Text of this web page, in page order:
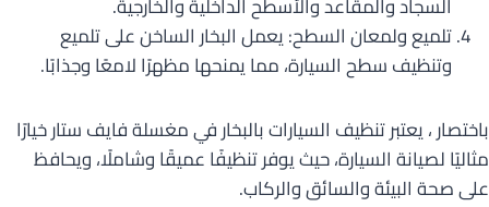
تلميع ولمعان السطح: يعمل البخار الساخن على تلميع
وتنظيف سطح السيارة، مما يمنحها مظهرًا لامعًا وجذابًا.
باختصار ، يعتبر تنظيف السيارات بالبخار في مغسلة فايف ستار خيارًا
مثاليًا لصيانة السيارة، حيث يوفر تنظيفًا عميقًا وشاملًا، ويحافظ
على صحة البيئة والسائق والركاب.